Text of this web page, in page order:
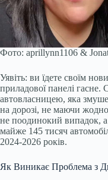
Фото: aprillynn1106 &
Уявіть: ви їдете своїм
приладової панелі гасне.
автовласницею, яка
на дорозі, не маючи
не поодинокий випадок,
майже 145 тисяч
2024-2026 років.
Як Виникає Проблема з